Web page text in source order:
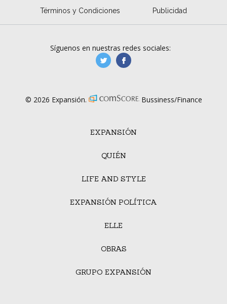
Términos y Condiciones Publicidad
EXPANSIÓN
QUIÉN
LIFE AND STYLE
EXPANSIÓN POLÍTICA
ELLE
OBRAS
GRUPO EXPANSIÓN
Síguenos en nuestras redes sociales:
manufacturaGE
© 2026 Expansión. Bussiness/Finance